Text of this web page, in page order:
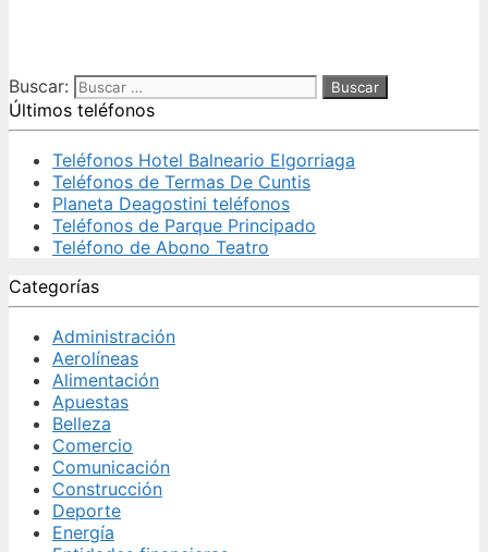
Buscar:
Últimos teléfonos
Teléfonos Hotel Balneario Elgorriaga
Teléfonos de Termas De Cuntis
Planeta Deagostini teléfonos
Teléfonos de Parque Principado
Teléfono de Abono Teatro
Categorías
Administración
Aerolíneas
Alimentación
Apuestas
Belleza
Comercio
Comunicación
Construcción
Deporte
Energía